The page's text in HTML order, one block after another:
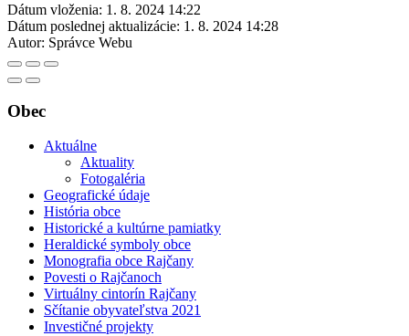
Dátum vloženia: 1. 8. 2024 14:22
Dátum poslednej aktualizácie: 1. 8. 2024 14:28
Autor: Správce Webu
Obec
Aktuálne
Aktuality
Fotogaléria
Geografické údaje
História obce
Historické a kultúrne pamiatky
Heraldické symboly obce
Monografia obce Rajčany
Povesti o Rajčanoch
Virtuálny cintorín Rajčany
Sčítanie obyvateľstva 2021
Investičné projekty